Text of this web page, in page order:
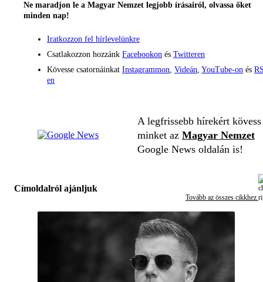
Ne maradjon le a Magyar Nemzet legjobb írásairól, olvassa őket
minden nap!
Iratkozzon fel hírlevelünkre
Csatlakozzon hozzánk Facebookon és Twitteren
Kövesse csatornáinkat Instagrammon, Videán, YouTube-on és
en
A legfrissebb hírekért kövess
minket az Magyar Nemzet
Google News oldalán is!
Címoldalról ajánljuk
Tovább az összes cikkhez